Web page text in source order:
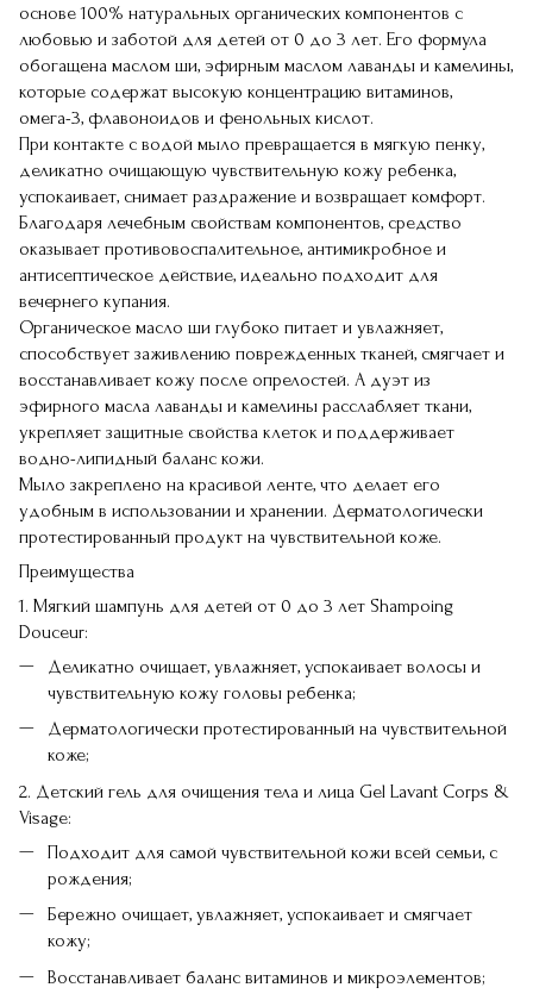
основе 100% натуральных органических компонентов с
любовью и заботой для детей от 0 до 3 лет. Его формула
обогащена маслом ши, эфирным маслом лаванды и камелины,
которые содержат высокую концентрацию витаминов,
омега-3, флавоноидов и фенольных кислот.
При контакте с водой мыло превращается в мягкую пенку,
деликатно очищающую чувствительную кожу ребенка,
успокаивает, снимает раздражение и возвращает комфорт.
Благодаря лечебным свойствам компонентов, средство
оказывает противовоспалительное, антимикробное и
антисептическое действие, идеально подходит для
вечернего купания.
Органическое масло ши глубоко питает и увлажняет,
способствует заживлению поврежденных тканей, смягчает и
восстанавливает кожу после опрелостей. А дуэт из
эфирного масла лаванды и камелины расслабляет ткани,
укрепляет защитные свойства клеток и поддерживает
водно-липидный баланс кожи.
Мыло закреплено на красивой ленте, что делает его
удобным в использовании и хранении. Дерматологически
протестированный продукт на чувствительной коже.
Преимущества
1. Мягкий шампунь для детей от 0 до 3 лет Shampoing
Douceur:
Деликатно очищает, увлажняет, успокаивает волосы и
чувствительную кожу головы ребенка;
Дерматологически протестированный на чувствительной
коже;
2. Детский гель для очищения тела и лица Gel Lavant Corps &
Visage:
Подходит для самой чувствительной кожи всей семьи, с
рождения;
Бережно очищает, увлажняет, успокаивает и смягчает
кожу;
Восстанавливает баланс витаминов и микроэлементов;